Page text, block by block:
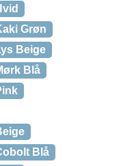
Grøn
Beige
Blå
Blå